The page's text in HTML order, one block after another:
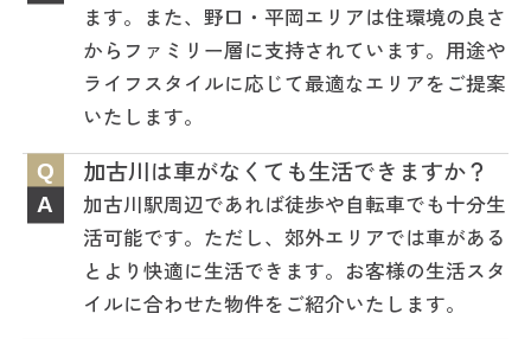
ます。また、野口・平岡エリアは住環境の良さ
からファミリー層に支持されています。用途や
ライフスタイルに応じて最適なエリアをご提案
いたします。
Q 加古川は車がなくても生活できますか？
A
加古川駅周辺であれば徒歩や自転車でも十分生
活可能です。ただし、郊外エリアでは車がある
とより快適に生活できます。お客様の生活スタ
イルに合わせた物件をご紹介いたします。